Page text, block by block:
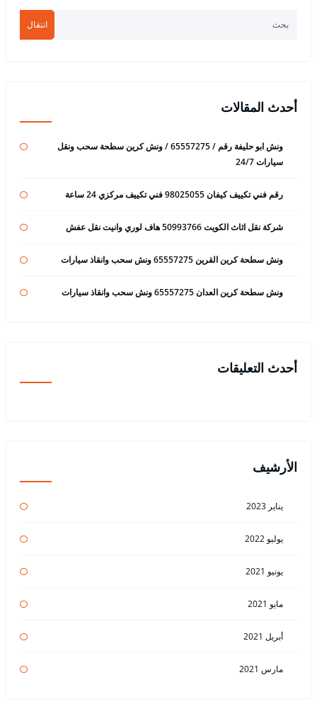
انتقال
أحدث المقالات
ونش ابو حليفة رقم / 65557275 / ونش كرين سطحة سحب ونقل
سيارات 24/7
رقم فني تكييف كيفان 98025055 فني تكييف مركزي 24 ساعة
شركة نقل اثاث الكويت 50993766 هاف لوري وانيت نقل عفش
ونش سطحة كرين القرين 65557275 ونش سحب وانقاذ سيارات
ونش سطحة كرين العدان 65557275 ونش سحب وانقاذ سيارات
أحدث التعليقات
الأرشيف
يناير 2023
يوليو 2022
يونيو 2021
مايو 2021
أبريل 2021
مارس 2021